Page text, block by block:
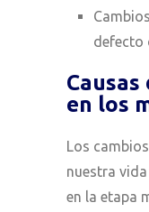
defecto
en los
Los
nuestra
en la etapa